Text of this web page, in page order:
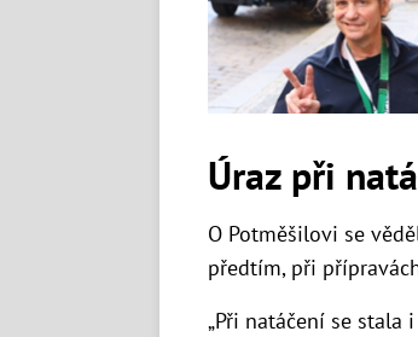
Úraz při
O Potměšilovi se
předtím, při
„Při natáčení se stala